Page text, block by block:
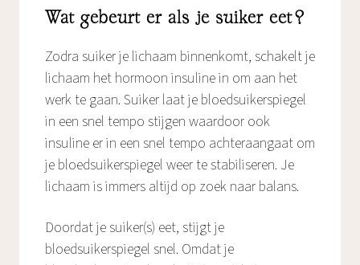
Wat gebeurt er als je suiker eet?
Zodra suiker je lichaam binnenkomt, schakelt je
lichaam het hormoon insuline in om aan het
werk te gaan. Suiker laat je bloedsuikerspiegel
in een snel tempo stijgen waardoor ook
insuline er in een snel tempo achteraangaat om
je bloedsuikerspiegel weer te stabiliseren. Je
lichaam is immers altijd op zoek naar balans.
Doordat je suiker(s) eet, stijgt je
bloedsuikerspiegel snel. Omdat je